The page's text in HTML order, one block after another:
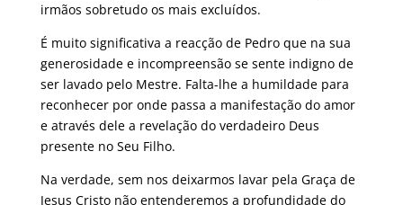
irmãos sobretudo os mais excluídos.
É muito significativa a reacção de Pedro que na sua
generosidade e incompreensão se sente indigno de
ser lavado pelo Mestre. Falta-lhe a humildade para
reconhecer por onde passa a manifestação do amor
e através dele a revelação do verdadeiro Deus
presente no Seu Filho.
Na verdade, sem nos deixarmos lavar pela Graça de
Jesus Cristo não entenderemos a profundidade do